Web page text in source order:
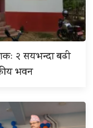
२ सयभन्दा बढी
भवन